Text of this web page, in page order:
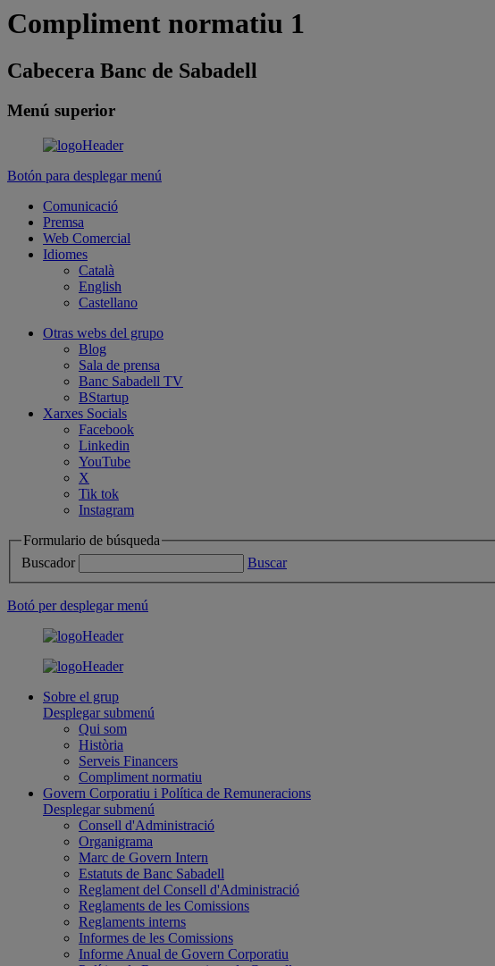
Compliment normatiu 1
Cabecera Banc de Sabadell
Menú superior
Botón para desplegar menú
Comunicació
Premsa
Web Comercial
Idiomes
Català
English
Castellano
Otras webs del grupo
Blog
Sala de prensa
Banc Sabadell TV
BStartup
Xarxes Socials
Facebook
Linkedin
YouTube
X
Tik tok
Instagram
Formulario de búsqueda
Buscador
Buscar
Botó per desplegar menú
Sobre el grup
Desplegar submenú
Qui som
Història
Serveis Financers
Compliment normatiu
Govern Corporatiu i Política de Remuneracions
Desplegar submenú
Consell d'Administració
Organigrama
Marc de Govern Intern
Estatuts de Banc Sabadell
Reglament del Consell d'Administració
Reglaments de les Comissions
Reglaments interns
Informes de les Comissions
Informe Anual de Govern Corporatiu